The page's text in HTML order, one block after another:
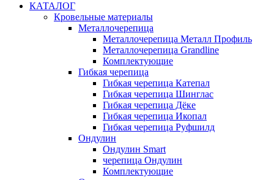
КАТАЛОГ
Кровельные материалы
Металлочерепица
Металлочерепица Металл Профиль
Металлочерепица Grandline
Комплектующие
Гибкая черепица
Гибкая черепица Катепал
Гибкая черепица Шинглас
Гибкая черепица Дёке
Гибкая черепица Икопал
Гибкая черепица Руфшилд
Ондулин
Ондулин Smart
черепица Ондулин
Комплектующие